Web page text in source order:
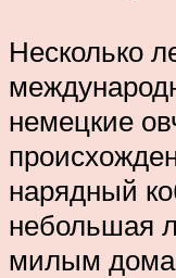
Несколько
немецкие
нарядный
небольшая
милым